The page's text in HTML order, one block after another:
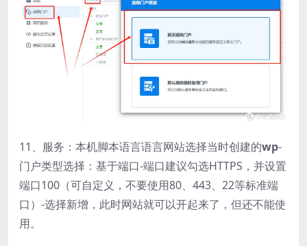
11、服务：本机脚本语言语言网站选择当时创建的wp-
门户类型选择：基于端口-端口建议勾选HTTPS，并设置
端口100（可自定义，不要使用80、443、22等标准端
口）-选择新增，此时网站就可以开起来了，但还不能使
用。